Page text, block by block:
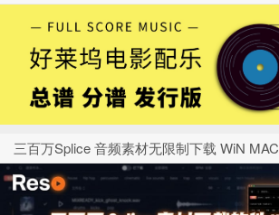
三百万Splice 音频素材无限制下载 WiN MAC